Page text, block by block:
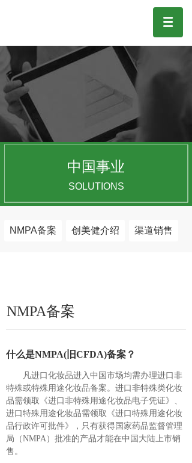
中国事业
SOLUTIONS
NMPA备案 创美健介绍 渠道销售
什么是NMPA(旧CFDA)备案？
NMPA备案
凡进口化妆品进入中国市场均需办理进口非
特殊或特殊用途化妆品备案。进口非特殊类化妆
品需领取《进口非特殊用途化妆品电子凭证》、
进口特殊用途化妆品需领取《进口特殊用途化妆
品行政许可批件》，只有获得国家药品监督管理
局（NMPA）批准的产品才能在中国大陆上市销
售。